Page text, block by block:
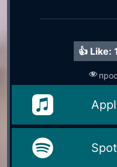
👍 Like: 1